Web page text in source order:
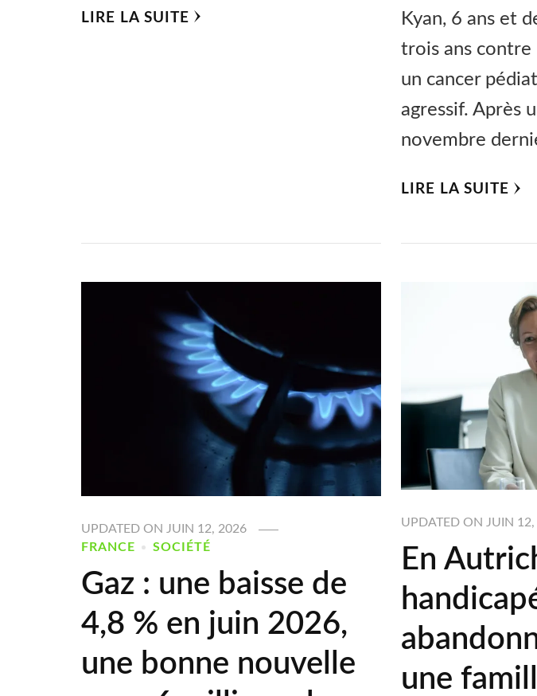
LIRE LA SUITE
Kyan, 6 ans et
trois ans contre
un cancer
agressif. Après
novembre
LIRE LA SUITE
UPDATED ONJUIN 12, 2026
FRANCE
SOCIÉTÉ
Gaz : une baisse de
4,8 % en juin 2026,
une bonne nouvelle
UPDATED ON JUIN
En
une